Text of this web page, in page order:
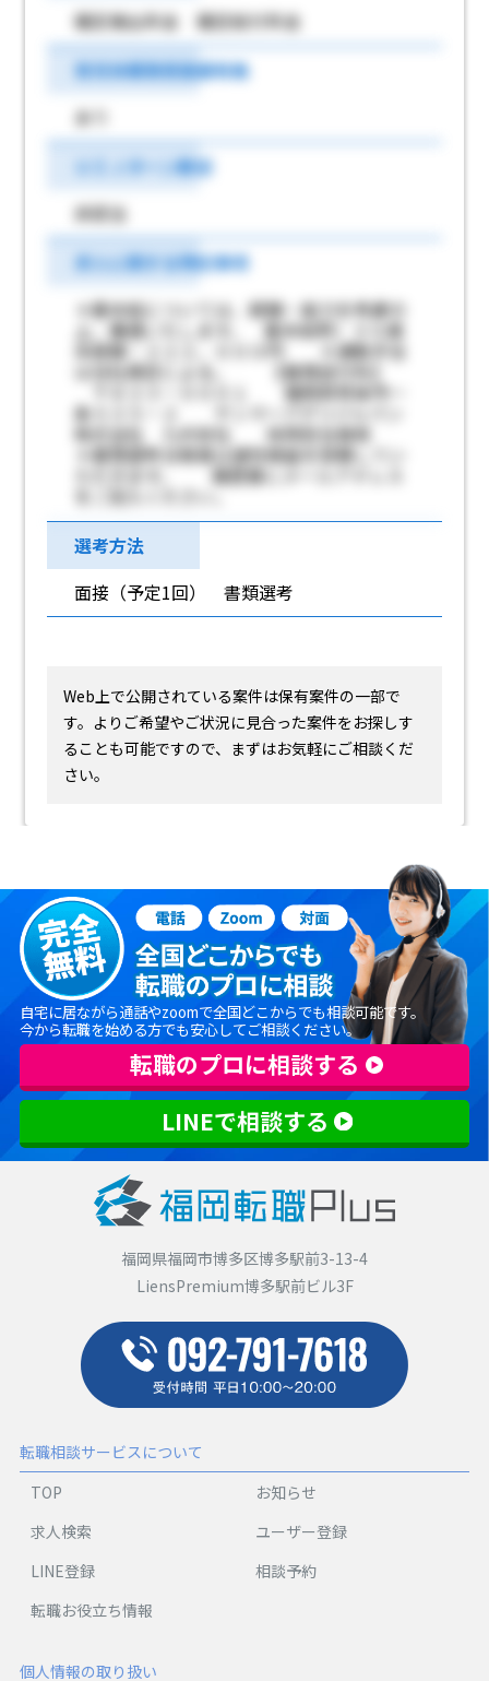
確定拠出年金 確定給付年金
育児休業取得実績有無
あり
ＵＩＪターン歓迎
非該当
求人に関する特記事項
＊基本給については、経験・能力を考慮の
上、優遇いたします。 基本給例）３０歳
未経験：２２２，０００円 ＊通勤手当
は当社規定による。 【書類送付先】
条５３５－２ ヤンマーアグリジャパン
株式会社 九州支社 採用担当者宛
＊書類選考合格者は適性検査を受験してい
ただきます。 履歴書にメールアドレス
をご記入ください。
選考方法
面接（予定1回） 書類選考
Web上で公開されている案件は保有案件の一部で
す。 よりご希望やご状況に見合った案件をお探しす
ることも可能ですので、まずはお気軽にご相談くだ
さい。
自宅に居ながら通話やzoomで全国どこからでも相談可能です。
今から転職を始める方でも安心してご相談ください。
転職のプロに相談する
LINEで相談する
福岡県福岡市博多区博多駅前3-13-4
LiensPremium博多駅前ビル3F
転職相談サービスについて
TOP
お知らせ
求人検索
ユーザー登録
LINE登録
相談予約
転職お役立ち情報
個人情報の取り扱い